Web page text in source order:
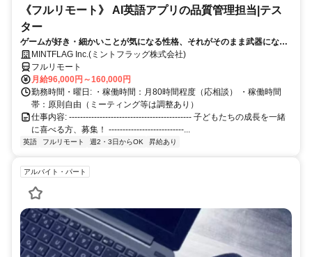
《フルリモート》 AI英語アプリの品質管理担当|テス
ター
ゲームが好き・細かいことが気になる性格、それがそのまま武器になる
仕事です！
MINTFLAG Inc.(ミントフラッグ株式会社)
フルリモート
月給96,000円～160,000円
勤務時間・曜日: ・稼働時間：月80時間程度（応相談） ・稼働時間
帯：原則自由（ミーティング等は調整あり）
仕事内容: -------------------------------------------- 子どもたちの成長を一緒
に喜べる方、募集！ ---------------------------...
英語 フルリモート 週2・3日からOK 昇給あり
アルバイト・パート